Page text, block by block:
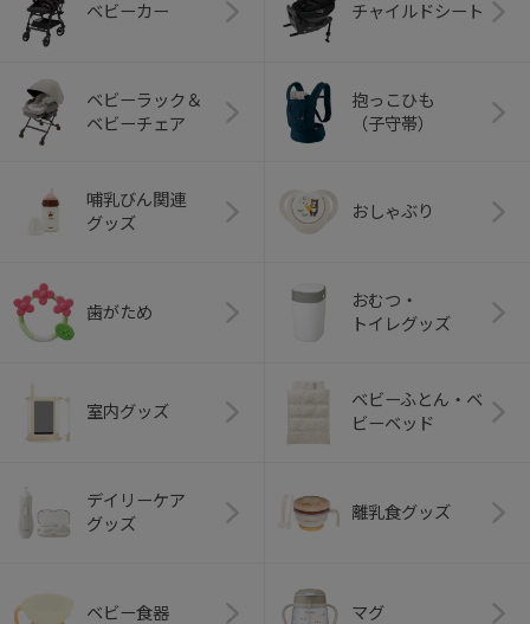
ベビーカー チャイルドシート
ベビーラック＆
ベビーチェア
抱っこひも
（子守帯）
哺乳びん関連
グッズ
おしゃぶり
歯がため
おむつ・
トイレグッズ
室内グッズ
ベビーふとん・ベ
ビーベッド
デイリーケア
グッズ
離乳食グッズ
ベビー食器 マグ